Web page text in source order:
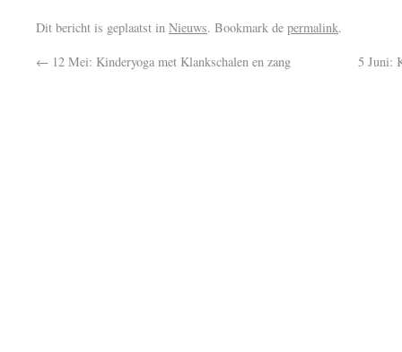
Dit bericht is geplaatst in Nieuws. Bookmark de permalink.
← 12 Mei: Kinderyoga met Klankschalen en zang 5 Juni: